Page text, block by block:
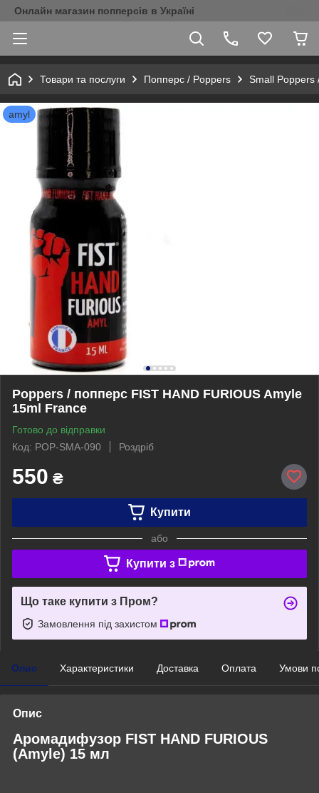
Онлайн магазин попперсів в Україні
Товари та послуги Попперс / Poppers Small Poppers
amyl
Poppers / попперс FIST HAND FURIOUS Amyle
15ml France
Готово до відправки
Код: POP-SMA-090
Роздріб
550 ₴
Купити
або
Купити з
Що таке купити з Пром?
Замовлення під захистом
Опис Характеристики Доставка Оплата Умови
Опис
Аромадифузор FIST HAND FURIOUS
(Amyle) 15 мл